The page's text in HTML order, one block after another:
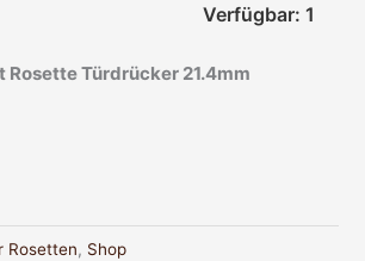
Verfügbar: 1
Türdrücker 21.4mm
Rosetten, Shop